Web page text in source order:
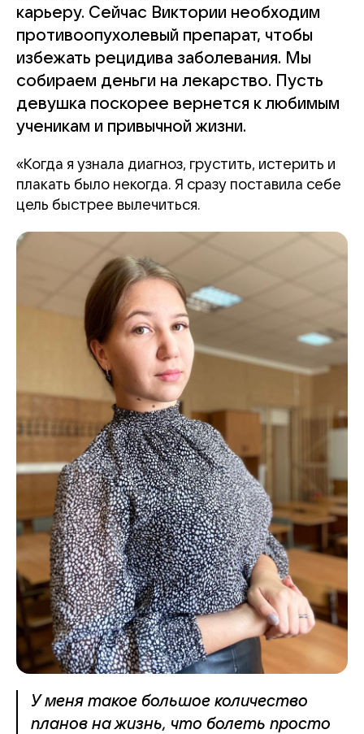
карьеру. Сейчас Виктории необходим
противоопухолевый препарат, чтобы
избежать рецидива заболевания. Мы
собираем деньги на лекарство. Пусть
девушка поскорее вернется к любимым
ученикам и привычной жизни.
«Когда я узнала диагноз, грустить, истерить и
плакать было некогда. Я сразу поставила себе
цель быстрее вылечиться.
У меня такое большое количество
планов на жизнь, что болеть просто